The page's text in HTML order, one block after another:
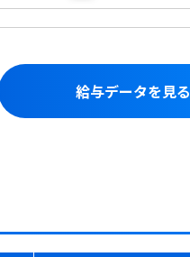
給与データを見る